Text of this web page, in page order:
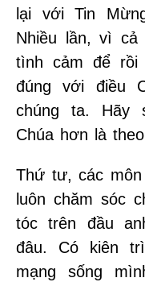
lại với Tin
Nhiều lần, vì
tình cảm để rồi
đúng với điều
chúng ta. Hãy
Chúa hơn là
Thứ tư, các
luôn chăm sóc
tóc trên đầu
đâu. Có kiên
mạng sống